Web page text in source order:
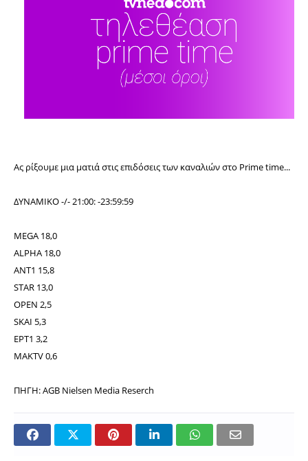
Aς ρίξουμε μια ματιά στις επιδόσεις των καναλιών στο Prime time...
ΔΥΝΑΜΙΚΟ -/- 21:00: -23:59:59
MEGA 18,0
ALPHA 18,0
ANT1 15,8
STAR 13,0
ΟPEN 2,5
SKAI 5,3
ΕΡΤ1 3,2
MAKTV 0,6
ΠΗΓΗ: AGB Nielsen Media Reserch